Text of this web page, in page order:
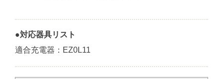
●対応器具リスト
適合充電器：EZ0L11